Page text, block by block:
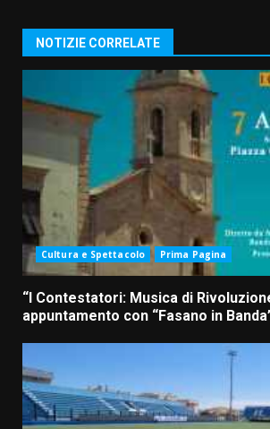
NOTIZIE CORRELATE
Cultura e Spettacolo Prima Pagina
“I Contestatori: Musica di
appuntamento con “Fasano in